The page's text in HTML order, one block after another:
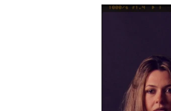
Estudio fotográfico